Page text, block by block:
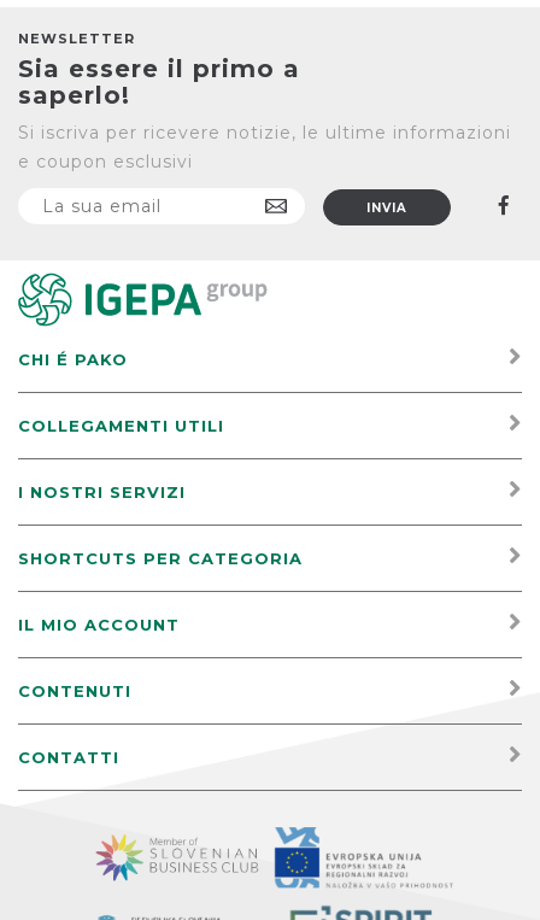
NEWSLETTER
Sia essere il primo a
saperlo!
Si iscriva per ricevere notizie, le ultime informazioni
e coupon esclusivi
CHI É PAKO
COLLEGAMENTI UTILI
I NOSTRI SERVIZI
SHORTCUTS PER CATEGORIA
IL MIO ACCOUNT
CONTENUTI
CONTATTI